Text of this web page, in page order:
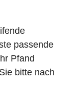
passende
Pfand
bitte nach